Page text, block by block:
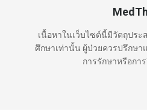
เนื้อหาในเว็บไซต์นี้มีวัตถุประ
ศึกษาเท่านั้น ผู้ป่วยควรปรึกษ
การรักษาหรือกา